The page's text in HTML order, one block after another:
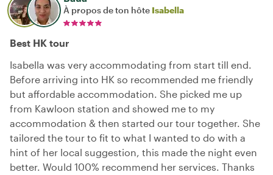
À propos de ton hôte Isabella
Best HK tour
Isabella was very accommodating from start till end.
Before arriving into HK so recommended me friendly
but affordable accommodation. She picked me up
from Kawloon station and showed me to my
accommodation & then started our tour together. She
tailored the tour to fit to what I wanted to do with a
hint of her local suggestion, this made the night even
better. Would 100% recommend her services. Thanks